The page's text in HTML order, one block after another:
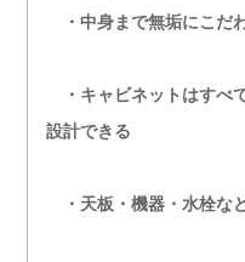
・中身まで無垢にこだ
・キャビネットはすべ
設計できる
・天板・機器・水栓な